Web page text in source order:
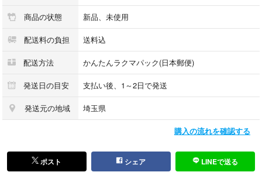
商品の状態 新品、未使用
配送料の負担 送料込
配送方法 かんたんラクマパック(日本郵便)
発送日の目安 支払い後、1～2日で発送
発送元の地域 埼玉県
購入の流れを確認する
ポスト シェア LINEで送る